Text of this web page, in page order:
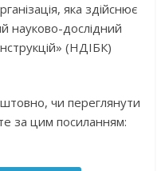
яка здійснює
науково-дослідний
(НДІБК)
чи переглянути
за цим посиланням: